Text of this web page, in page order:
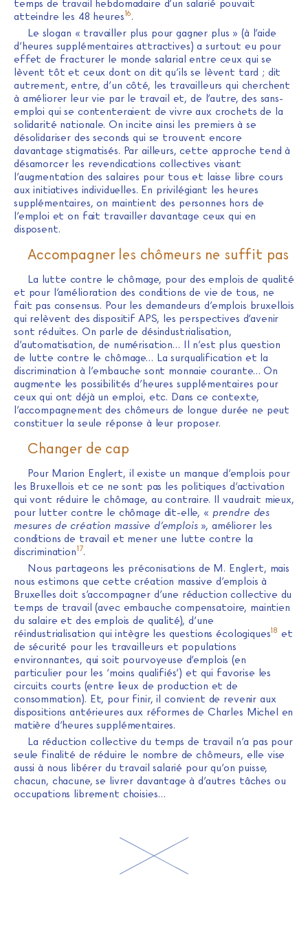
temps de travail hebdomadaire d’un salarié pouvait
atteindre les 48 heures16.
Le slogan « travailler plus pour gagner plus » (à l’aide
d’heures supplémentaires attractives) a surtout eu pour
effet de fracturer le monde salarial entre ceux qui se
lèvent tôt et ceux dont on dit qu’ils se lèvent tard ; dit
autrement, entre, d’un côté, les travailleurs qui cherchent
à améliorer leur vie par le travail et, de l’autre, des sans-
emploi qui se contenteraient de vivre aux crochets de la
solidarité nationale. On incite ainsi les premiers à se
désolidariser des seconds qui se trouvent encore
davantage stigmatisés. Par ailleurs, cette approche tend à
désamorcer les revendications collectives visant
l’augmentation des salaires pour tous et laisse libre cours
aux initiatives individuelles. En privilégiant les heures
supplémentaires, on maintient des personnes hors de
l’emploi et on fait travailler davantage ceux qui en
disposent.
Accompagner les chômeurs ne suffit pas
La lutte contre le chômage, pour des emplois de qualité
et pour l’amélioration des conditions de vie de tous, ne
fait pas consensus. Pour les demandeurs d’emplois bruxellois
qui relèvent des dispositif APS, les perspectives d’avenir
sont réduites. On parle de désindustrialisation,
d’automatisation, de numérisation… Il n’est plus question
de lutte contre le chômage… La surqualification et la
discrimination à l’embauche sont monnaie courante… On
augmente les possibilités d’heures supplémentaires pour
ceux qui ont déjà un emploi, etc. Dans ce contexte,
l’accompagnement des chômeurs de longue durée ne peut
constituer la seule réponse à leur proposer.
Changer de cap
Pour Marion Englert, il existe un manque d’emplois pour
les Bruxellois et ce ne sont pas les politiques d’activation
qui vont réduire le chômage, au contraire. Il vaudrait mieux,
pour lutter contre le chômage dit-elle, « prendre des
mesures de création massive d’emplois», améliorer les
conditions de travail et mener une lutte contre la
discrimination17.
Nous partageons les préconisations de M. Englert, mais
nous estimons que cette création massive d’emplois à
Bruxelles doit s’accompagner d’une réduction collective du
temps de travail (avec embauche compensatoire, maintien
du salaire et des emplois de qualité), d’une
réindustrialisation qui intègre les questions écologiques18 et
de sécurité pour les travailleurs et populations
environnantes, qui soit pourvoyeuse d’emplois (en
particulier pour les ‘moins qualifiés’) et qui favorise les
circuits courts (entre lieux de production et de
consommation). Et, pour finir, il convient de revenir aux
dispositions antérieures aux réformes de Charles Michel en
matière d’heures supplémentaires.
La réduction collective du temps de travail n’a pas pour
seule finalité de réduire le nombre de chômeurs, elle vise
aussi à nous libérer du travail salarié pour qu’on puisse,
chacun, chacune, se livrer davantage à d’autres tâches ou
occupations librement choisies…